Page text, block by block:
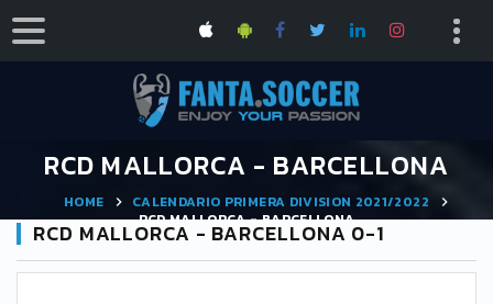
RCD MALLORCA - BARCELLONA
HOME
CALENDARIO PRIMERA DIVISION 2021/2022
RCD MALLORCA - BARCELLONA
RCD MALLORCA - BARCELLONA 0-1